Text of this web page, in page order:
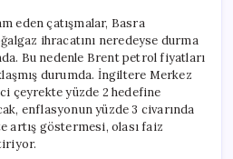
eden çatışmalar, Basra
ihracatını neredeyse durma
Bu nedenle Brent petrol fiyatları
durumda. İngiltere Merkez
çeyrekte yüzde 2 hedefine
enflasyonun yüzde 3 civarında
artış göstermesi, olası faiz